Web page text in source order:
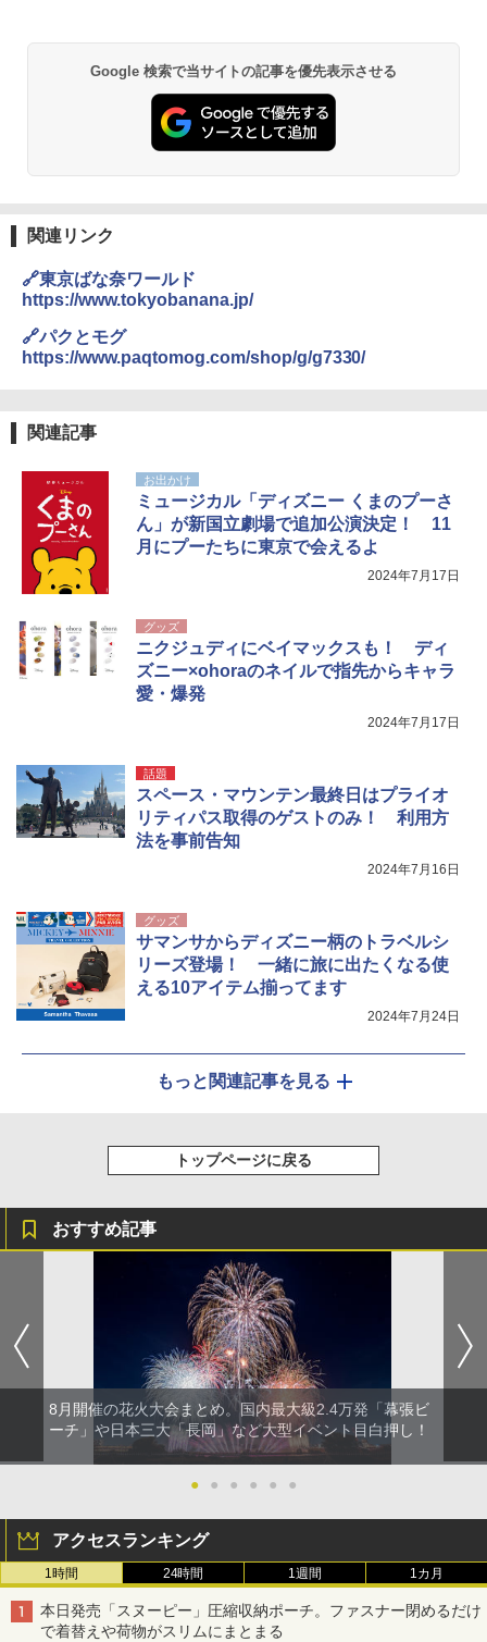
Google 検索で当サイトの記事を優先表示させる
関連リンク
🔗東京ばな奈ワールド
https://www.tokyobanana.jp/
🔗パクとモグ
https://www.paqtomog.com/shop/g/g7330/
関連記事
お出かけ
ミュージカル「ディズニー くまのプーさ
ん」が新国立劇場で追加公演決定！ 11
月にプーたちに東京で会えるよ
2024年7月17日
グッズ
ニクジュディにベイマックスも！ ディ
ズニー×ohoraのネイルで指先からキャラ
愛・爆発
2024年7月17日
話題
スペース・マウンテン最終日はプライオ
リティパス取得のゲストのみ！ 利用方
法を事前告知
2024年7月16日
グッズ
サマンサからディズニー柄のトラベルシ
リーズ登場！ 一緒に旅に出たくなる使
える10アイテム揃ってます
2024年7月24日
もっと関連記事を見る
トップページに戻る
おすすめ記事
8月開催の花火大会まとめ。国内最大級2.4万発「幕張ビ
ーチ」や日本三大「長岡」など大型イベント目白押し！
● ● ● ● ● ●
アクセスランキング
1時間 24時間 1週間 1カ月
本日発売「スヌーピー」圧縮収納ポーチ。ファスナー閉めるだけ
で着替えや荷物がスリムにまとまる